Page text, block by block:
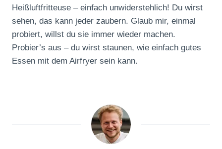
Heißluftfritteuse – einfach unwiderstehlich! Du wirst
sehen, das kann jeder zaubern. Glaub mir, einmal
probiert, willst du sie immer wieder machen.
Probier’s aus – du wirst staunen, wie einfach gutes
Essen mit dem Airfryer sein kann.